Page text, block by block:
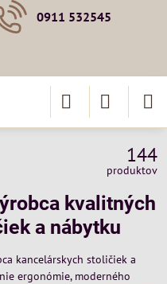
0911 532545
144
produktov
kvalitných
a nábytku
kancelárskych stoličiek a
ergonómie, moderného